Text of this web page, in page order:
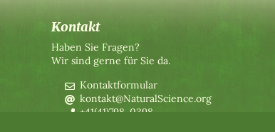
Kontakt
Haben Sie Fragen?
Wir sind gerne für Sie da.
Kontaktformular
kontakt@NaturalScience.org
+41(41)798-0398